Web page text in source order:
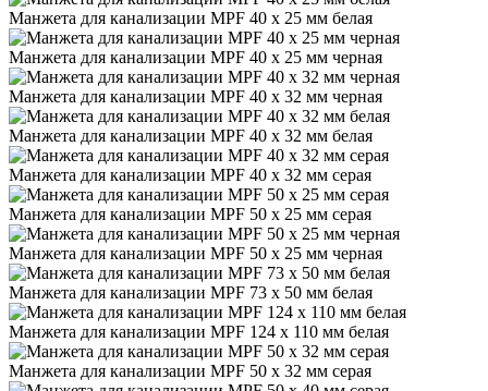
Манжета для канализации MPF 40 х 25 мм белая
Манжета для канализации MPF 40 х 25 мм черная
Манжета для канализации MPF 40 х 32 мм черная
Манжета для канализации MPF 40 х 32 мм белая
Манжета для канализации MPF 40 х 32 мм серая
Манжета для канализации MPF 50 х 25 мм серая
Манжета для канализации MPF 50 х 25 мм черная
Манжета для канализации MPF 73 х 50 мм белая
Манжета для канализации MPF 124 х 110 мм белая
Манжета для канализации MPF 50 х 32 мм серая